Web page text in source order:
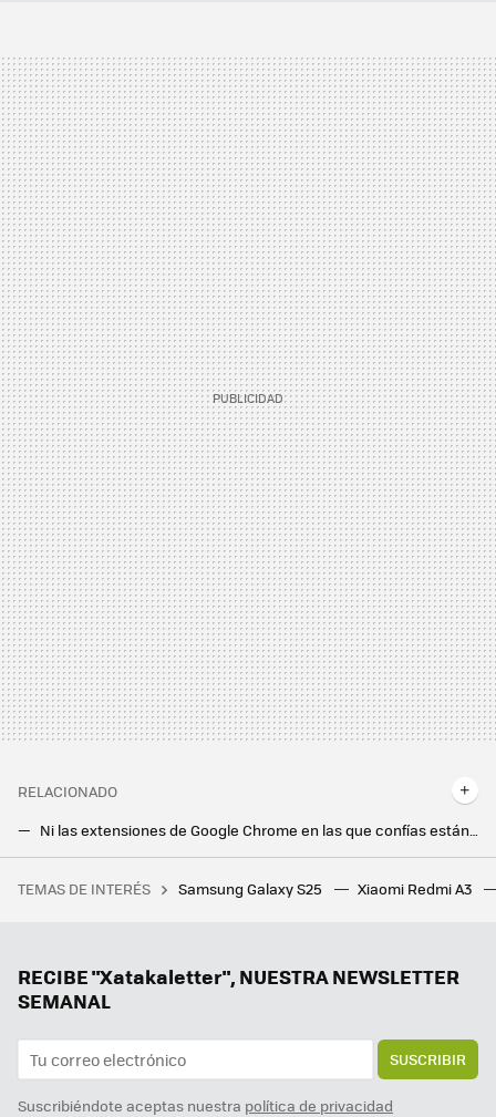
RELACIONADO
Si la pregunta es si alguien puede saber dónde está tu móvil, la respuesta es sí (pero nadie ha dicho que sea fácil)
Fue a una entrevista de trabajo de Apple y acabaron haciéndole preguntas sobre huevos, monedas y cajas vacías
TEMAS DE INTERÉS Samsung Galaxy S25 Xiaomi Redmi A3
RECIBE "Xatakaletter", NUESTRA NEWSLETTER
SEMANAL
SUSCRIBIR
Suscribiéndote aceptas nuestra política de privacidad